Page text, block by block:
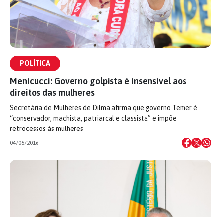
POLÍTICA
Menicucci: Governo golpista é insensível aos
direitos das mulheres
Secretária de Mulheres de Dilma afirma que governo Temer é
“conservador, machista, patriarcal e classista” e impõe
retrocessos às mulheres
04/06/2016